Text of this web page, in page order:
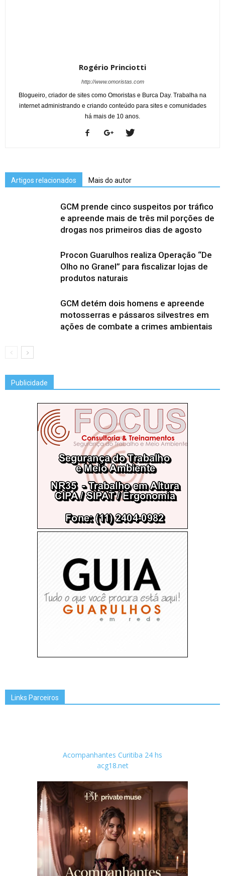
Rogério Princiotti
http://www.omoristas.com
Blogueiro, criador de sites como Omoristas e Burca Day. Trabalha na
internet administrando e criando conteúdo para sites e comunidades
há mais de 10 anos.
Artigos relacionados Mais do autor
GCM prende cinco suspeitos por tráfico
e apreende mais de três mil porções de
drogas nos primeiros dias de agosto
Procon Guarulhos realiza Operação “De
Olho no Granel” para fiscalizar lojas de
produtos naturais
GCM detém dois homens e apreende
motosserras e pássaros silvestres em
ações de combate a crimes ambientais
Publicidade
Links Parceiros
Acompanhantes Curitiba 24 hs
acg18.net